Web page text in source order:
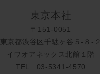
東京本社
〒151-0051
東京都渋谷区千駄ヶ谷５-８-２
イワオアネックス北館１階
TEL 03-5341-4570